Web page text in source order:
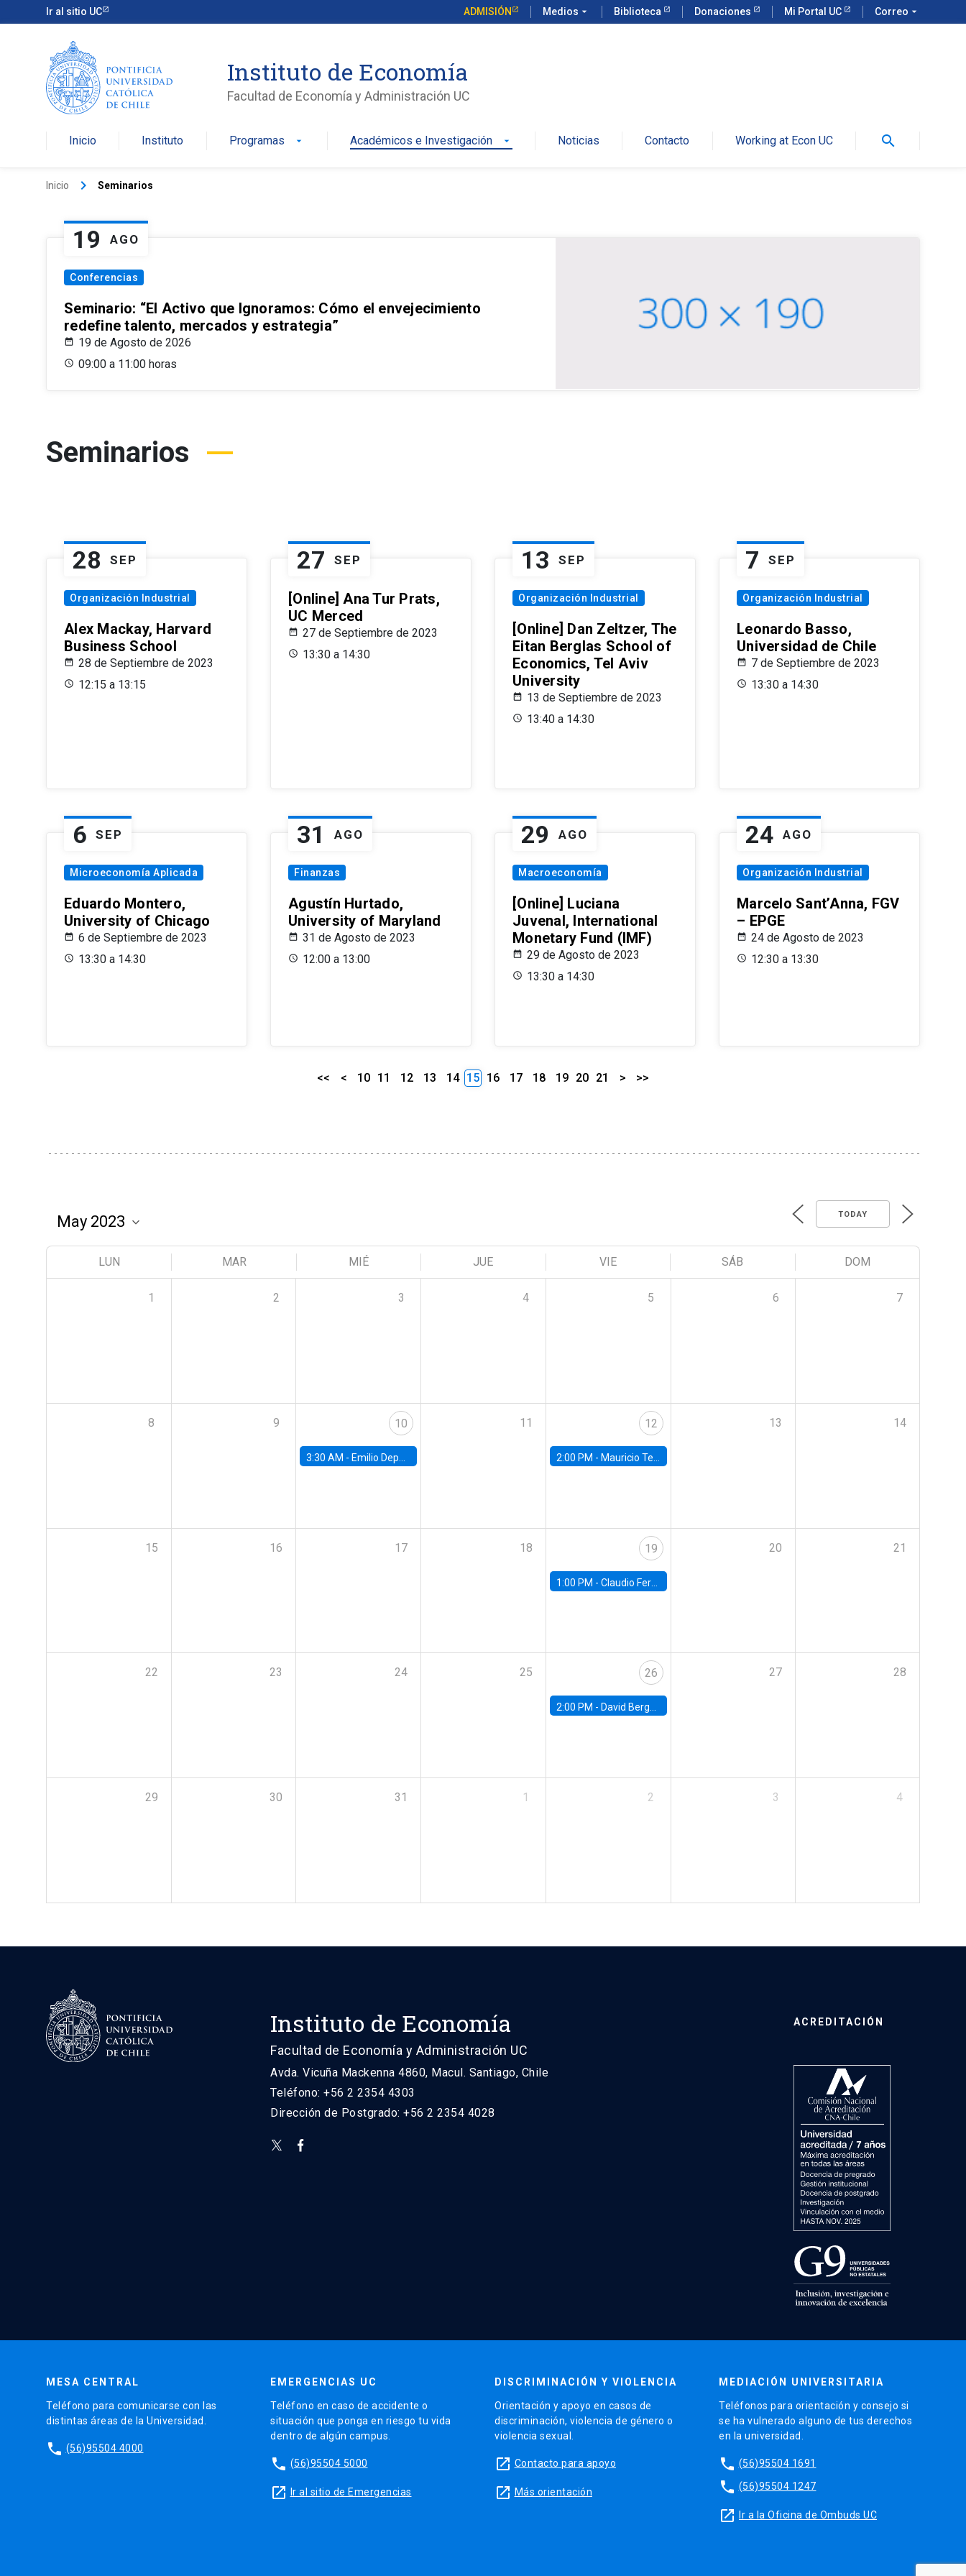
Ir al sitio UC ADMISIÓN Medios arrow_drop_down Biblioteca Donaciones Mi Portal UC Correo arrow_drop_down
Instituto de Economía
Facultad de Economía y Administración UC
Inicio Instituto Programas arrow_drop_down Académicos e Investigación arrow_drop_down Noticias Contacto Working at Econ UC search
Inicio keyboard_arrow_right Seminarios
19 AGO
Conferencias
Seminario: “El Activo que Ignoramos: Cómo el envejecimiento
redefine talento, mercados y estrategia”
19 de Agosto de 2026
09:00 a 11:00 horas
Seminarios
28 SEP
Organización Industrial
Alex Mackay, Harvard
Business School
28 de Septiembre de 2023
12:15 a 13:15
27 SEP
[Online] Ana Tur Prats,
UC Merced
27 de Septiembre de 2023
13:30 a 14:30
13 SEP
Organización Industrial
[Online] Dan Zeltzer, The
Eitan Berglas School of
Economics, Tel Aviv
University
13 de Septiembre de 2023
13:40 a 14:30
7 SEP
Organización Industrial
Leonardo Basso,
Universidad de Chile
7 de Septiembre de 2023
13:30 a 14:30
6 SEP
Microeconomía Aplicada
Eduardo Montero,
University of Chicago
6 de Septiembre de 2023
13:30 a 14:30
31 AGO
Finanzas
Agustín Hurtado,
University of Maryland
31 de Agosto de 2023
12:00 a 13:00
29 AGO
Macroeconomía
[Online] Luciana
Juvenal, International
Monetary Fund (IMF)
29 de Agosto de 2023
13:30 a 14:30
24 AGO
Organización Industrial
Marcelo Sant’Anna, FGV
– EPGE
24 de Agosto de 2023
12:30 a 13:30
<< < 10 11 12 13 14 15 16 17 18 19 20 21 > >>
TODAY
LUN MAR MIÉ JUE VIE SÁB DOM
1 2 3 4 5 6 7
8 9 10
3:30 AM - Emilio Depetris-Chauvín, Universidad Católica
11 12
2:00 PM - Mauricio Tejada, UDP
13 14
15 16 17 18 19
1:00 PM - Claudio Ferraz, British Columbia
20 21
22 23 24 25 26
2:00 PM - David Berger, Duke
27 28
29 30 31 1 2 3 4
Instituto de Economía
Facultad de Economía y Administración UC
Avda. Vicuña Mackenna 4860, Macul. Santiago, Chile
Teléfono: +56 2 2354 4303
Dirección de Postgrado: +56 2 2354 4028
ACREDITACIÓN
MESA CENTRAL
Teléfono para comunicarse con las
distintas áreas de la Universidad.
phone (56)95504 4000
EMERGENCIAS UC
Teléfono en caso de accidente o
situación que ponga en riesgo tu vida
dentro de algún campus.
phone (56)95504 5000
launch Ir al sitio de Emergencias
DISCRIMINACIÓN Y VIOLENCIA
Orientación y apoyo en casos de
discriminación, violencia de género o
violencia sexual.
launch Contacto para apoyo
launch Más orientación
MEDIACIÓN UNIVERSITARIA
Teléfonos para orientación y consejo si
se ha vulnerado alguno de tus derechos
en la universidad.
phone (56)95504 1691
phone (56)95504 1247
launch Ir a la Oficina de Ombuds UC